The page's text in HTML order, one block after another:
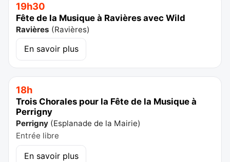
19h30
Fête de la Musique à Ravières avec Wild
Ravières (Ravières)
En savoir plus
18h
Trois Chorales pour la Fête de la Musique à
Perrigny
Perrigny (Esplanade de la Mairie)
Entrée libre
En savoir plus